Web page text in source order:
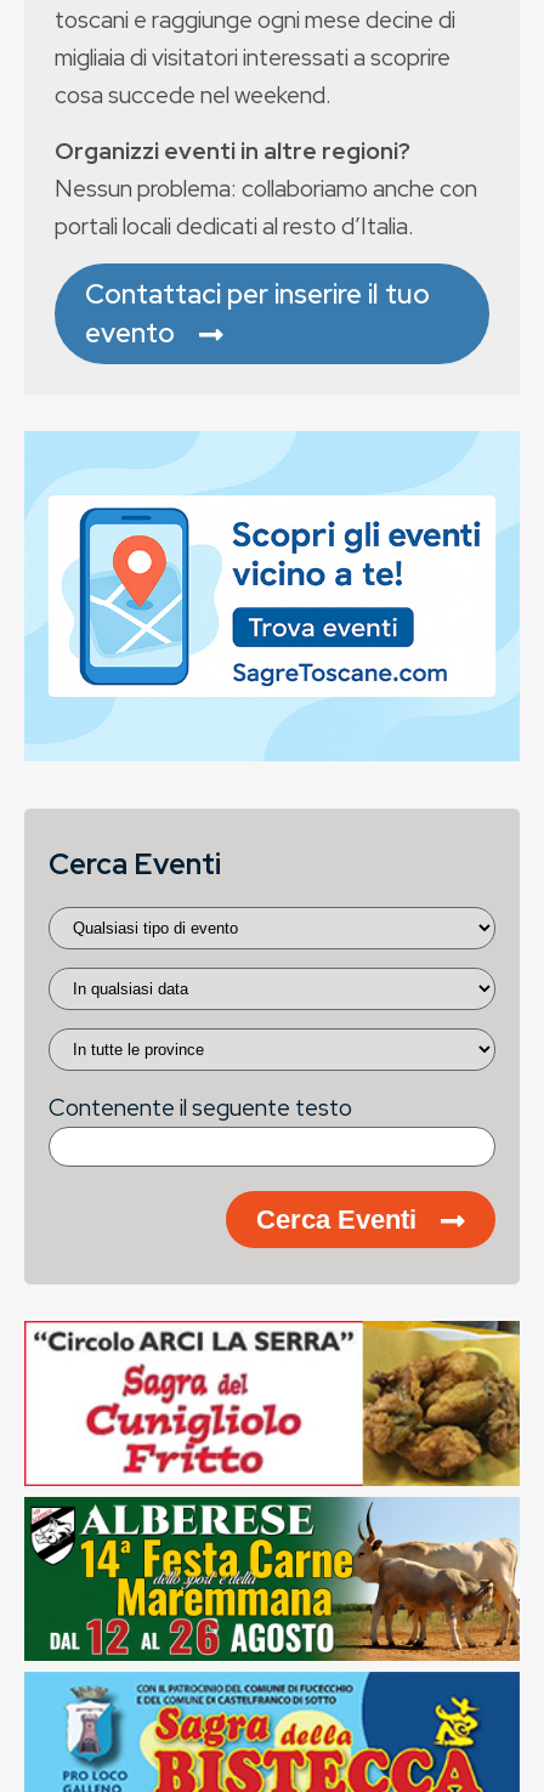
toscani e raggiunge ogni mese decine di
migliaia di visitatori interessati a scoprire
cosa succede nel weekend.
Organizzi eventi in altre regioni?
Nessun problema: collaboriamo anche con
portali locali dedicati al resto d’Italia.
Contattaci per inserire il tuo
evento
Cerca Eventi
Contenente il seguente testo
Cerca Eventi